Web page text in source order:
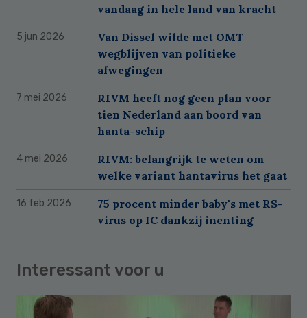
vandaag in hele land van kracht
5 jun 2026
Van Dissel wilde met OMT
wegblijven van politieke
afwegingen
7 mei 2026
RIVM heeft nog geen plan voor
tien Nederland aan boord van
hanta-schip
4 mei 2026
RIVM: belangrijk te weten om
welke variant hantavirus het gaat
16 feb 2026
75 procent minder baby's met RS-
virus op IC dankzij inenting
Interessant voor u